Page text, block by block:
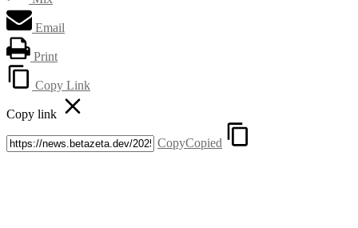
Email
Print
Copy Link
Copy link
CopyCopied